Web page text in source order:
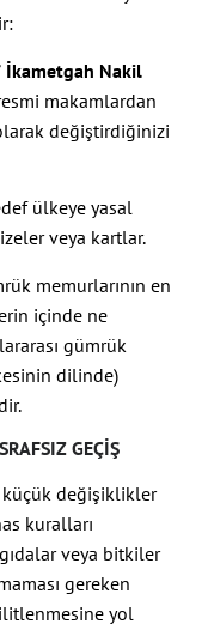
İkametgah Nakil
makamlardan
değiştirdiğinizi
ülkeye yasal
veya kartlar.
memurlarının en
içinde ne
gümrük
dilinde)
GEÇIŞ
küçük değişiklikler
kuralları
veya bitkiler
gereken
yol